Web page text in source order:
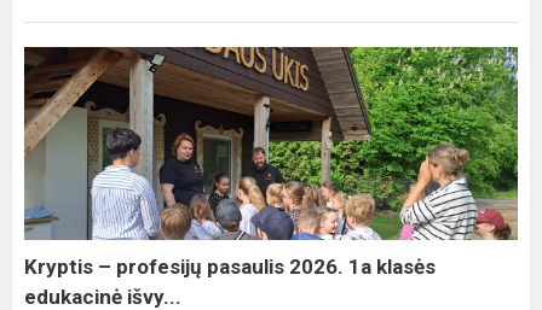
Kryptis
–
profesijų
pasaulis
1a
klasės
edukacinė
išvy...
Kryptis – profesijų pasaulis 2026. 1a klasės
edukacinė išvy...